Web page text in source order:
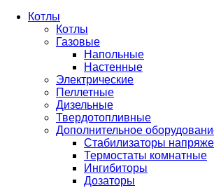
Котлы
Котлы
Газовые
Напольные
Настенные
Электрические
Пеллетные
Дизельные
Твердотопливные
Дополнительное
Стабилизаторы
Термостаты комнатные
Ингибиторы
Дозаторы